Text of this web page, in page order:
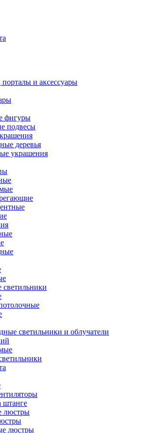
и аксессуары
фигуры
подвесы
деревья
украшения
светильники и облучатели
люстры
люстры